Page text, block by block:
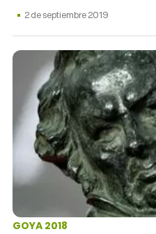
2 de septiembre 2019
GOYA 2018